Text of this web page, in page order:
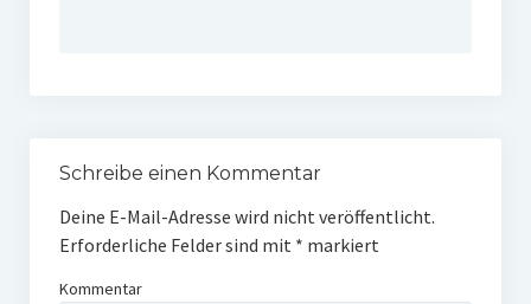
Schreibe einen Kommentar
Deine E-Mail-Adresse wird nicht veröffentlicht.
Erforderliche Felder sind mit * markiert
Kommentar